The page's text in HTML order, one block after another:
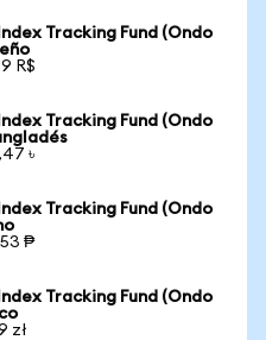
Tracking Fund (Ondo
R$
Tracking Fund (Ondo
৳
Tracking Fund (Ondo
₱
Tracking Fund (Ondo
zł